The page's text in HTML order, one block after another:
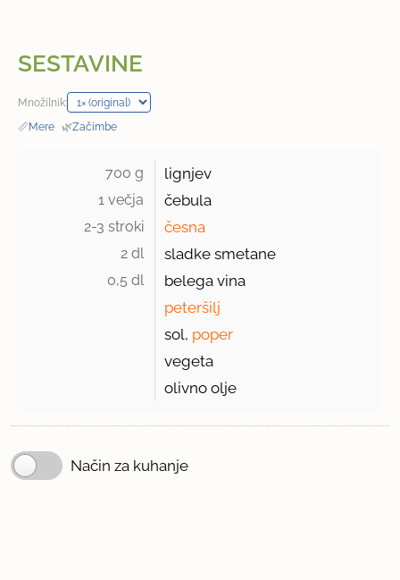
SESTAVINE
Množilnik:
📏Mere · 🌿Začimbe
700 g lignjev
1 večja čebula
2-3 stroki česna
2 dl sladke smetane
0,5 dl
belega vina
peteršilj
sol, poper
vegeta
olivno olje
Način za kuhanje